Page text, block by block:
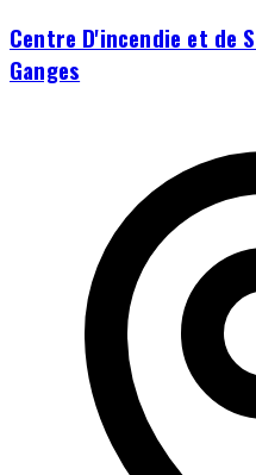
Centre D'incendie et de
Ganges